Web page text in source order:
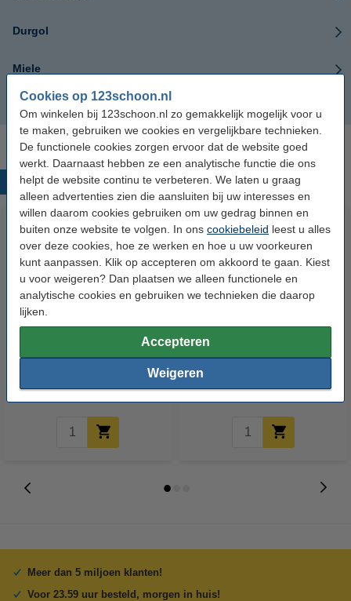
Cookies op 123schoon.nl
Om winkelen bij 123schoon.nl zo gemakkelijk mogelijk voor u
te maken, gebruiken we cookies en vergelijkbare technieken.
De functionele cookies zorgen ervoor dat de website goed
werkt. Daarnaast hebben ze een analytische functie die ons
helpt de website continu te verbeteren. We laten u graag
alleen advertenties zien die aansluiten bij uw interesses en
willen daarom cookies gebruiken om uw gedrag binnen en
buiten onze website te volgen. In ons cookiebeleid leest u alles
over deze cookies, hoe ze werken en hoe u uw voorkeuren
kunt aanpassen. Klik op accepteren om akkoord te gaan. Kiest
u voor weigeren? Dan plaatsen we alleen functionele en
analytische cookies en gebruiken we technieken die daarop
lijken.
Accepteren
Weigeren
Durgol
Miele
Populaire producten
HG Koffiemachine Ontkalker |
Durgol padmachine ontkalker
Meer dan 5 miljoen klanten!
Voor 23.59 uur besteld, morgen in huis!